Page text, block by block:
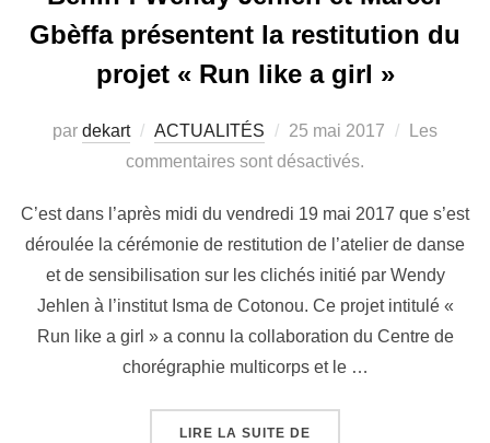
Gbèffa présentent la restitution du
projet « Run like a girl »
par dekart ACTUALITÉS 25 mai 2017
Les
commentaires sont désactivés.
C’est dans l’après midi du vendredi 19 mai 2017 que s’est
déroulée la cérémonie de restitution de l’atelier de danse
et de sensibilisation sur les clichés initié par Wendy
Jehlen à l’institut Isma de Cotonou. Ce projet intitulé «
Run like a girl » a connu la collaboration du Centre de
chorégraphie multicorps et le …
LIRE LA SUITE DE